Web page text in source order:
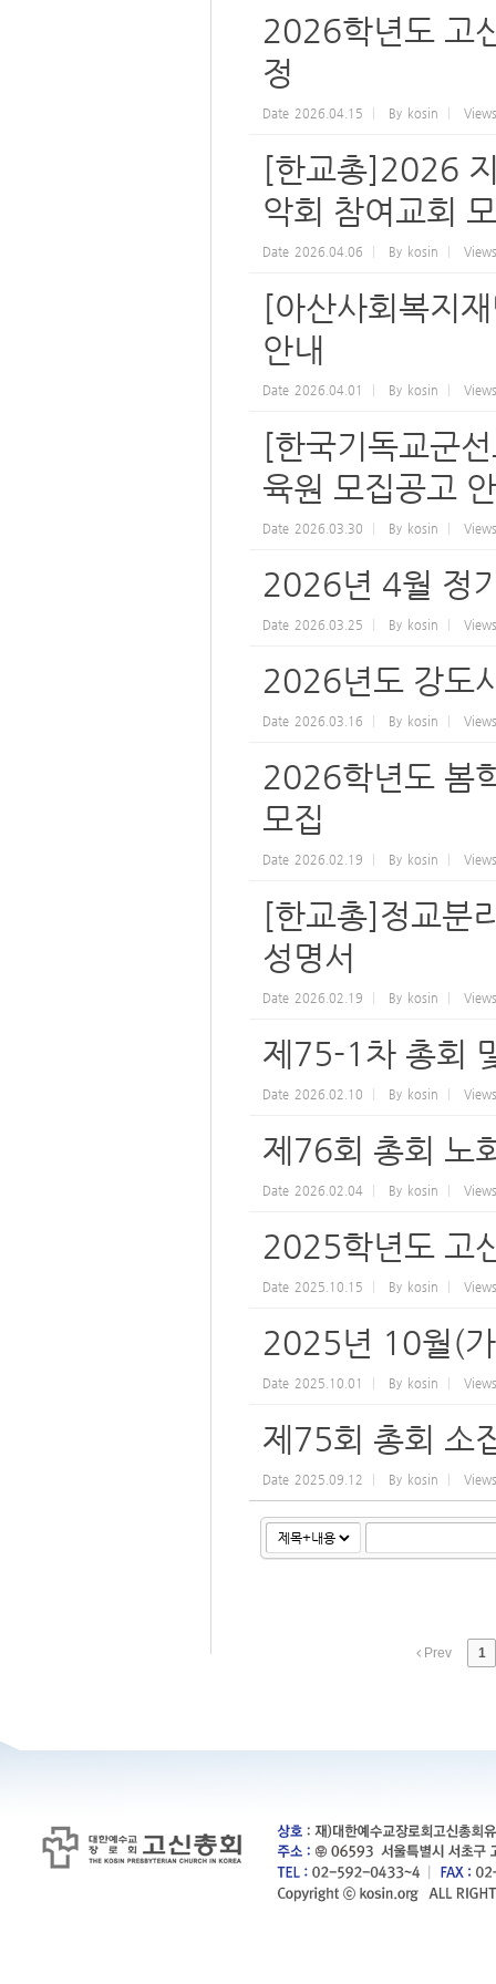
2026학년도 고
정
Date 2026.04.15 By kosin Views
[한교총]2026
악회 참여교회
Date 2026.04.06 By kosin Views
[아산사회복지
안내
Date 2026.04.01 By kosin Views
[한국기독교군
육원 모집공고
Date 2026.03.30 By kosin Views
2026년 4월 정
Date 2026.03.25 By kosin Views
2026년도 강도
Date 2026.03.16 By kosin Views
2026학년도 봄
모집
Date 2026.02.19 By kosin Views
[한교총]정교분
성명서
Date 2026.02.19 By kosin Views
제75-1차 총회
Date 2026.02.10 By kosin Views
제76회 총회 노
Date 2026.02.04 By kosin Views
2025학년도 고
Date 2025.10.15 By kosin Views
2025년 10월(
Date 2025.10.01 By kosin Views
제75회 총회 소
Date 2025.09.12 By kosin Views
Prev 1